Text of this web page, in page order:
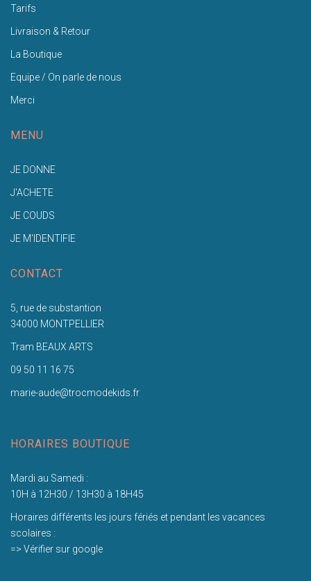
Tarifs
Livraison & Retour
La Boutique
Equipe / On parle de nous
Merci
MENU
JE DONNE
J'ACHETE
JE COUDS
JE M'IDENTIFIE
CONTACT
5, rue de substantion
34000 MONTPELLIER
Tram BEAUX ARTS
09 50 11 16 75
marie-aude@trocmodekids.fr
HORAIRES BOUTIQUE
Mardi au Samedi :
10H à 12H30 / 13H30 à 18H45
Horaires différents les jours fériés et pendant les vacances
scolaires :
=> Vérifier sur google